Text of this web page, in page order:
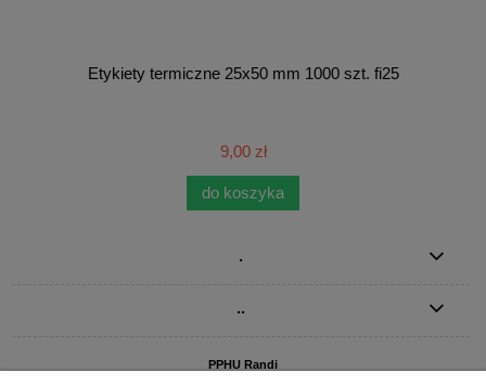
Etykiety termiczne 25x50 mm 1000 szt. fi25
9,00 zł
do koszyka
.
..
PPHU Randi